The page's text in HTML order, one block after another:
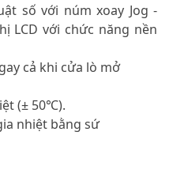
số với núm xoay Jog -
LCD với chức năng nền
cả khi cửa lò mở
(± 50℃).
nhiệt bằng sứ